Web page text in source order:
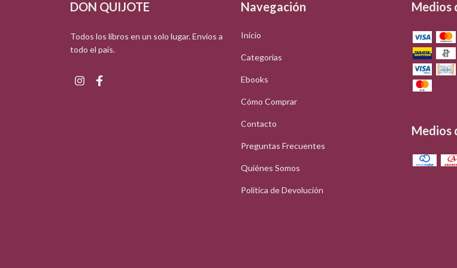
DON QUIJOTE
Todos los libros en un solo lugar. Envíos a
todo el país.
Navegación
Inicio
Categorías
Ebooks
Cómo Comprar
Contacto
Preguntas Frecuentes
Quiénes Somos
Política de Devolución
Medios
Medios